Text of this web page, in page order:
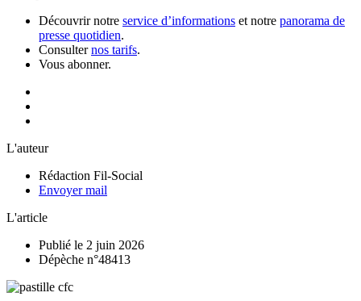
Découvrir notre service d’informations et notre panorama de
presse quotidien.
Consulternos tarifs.
Vous abonner.
L'auteur
Rédaction Fil-Social
Envoyer mail
L'article
Publié le 2 juin 2026
Dépèche n°48413